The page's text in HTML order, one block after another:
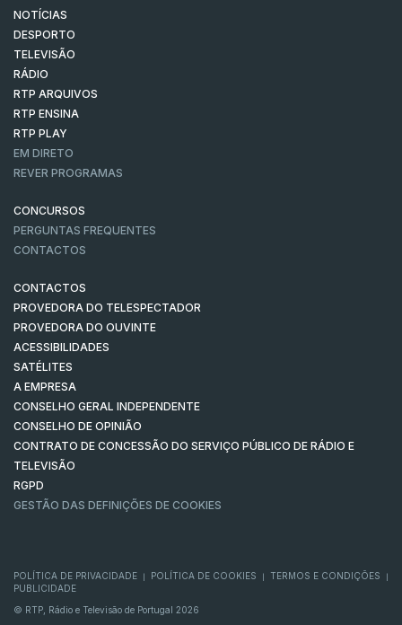
NOTÍCIAS
DESPORTO
TELEVISÃO
RÁDIO
RTP ARQUIVOS
RTP ENSINA
RTP PLAY
EM DIRETO
REVER PROGRAMAS
CONCURSOS
PERGUNTAS FREQUENTES
CONTACTOS
CONTACTOS
PROVEDORA DO TELESPECTADOR
PROVEDORA DO OUVINTE
ACESSIBILIDADES
SATÉLITES
A EMPRESA
CONSELHO GERAL INDEPENDENTE
CONSELHO DE OPINIÃO
CONTRATO DE CONCESSÃO DO SERVIÇO PÚBLICO DE RÁDIO E
TELEVISÃO
RGPD
GESTÃO DAS DEFINIÇÕES DE COOKIES
POLÍTICA DE PRIVACIDADE POLÍTICA DE COOKIES TERMOS E CONDIÇÕES
PUBLICIDADE
© RTP, Rádio e Televisão de Portugal 2026